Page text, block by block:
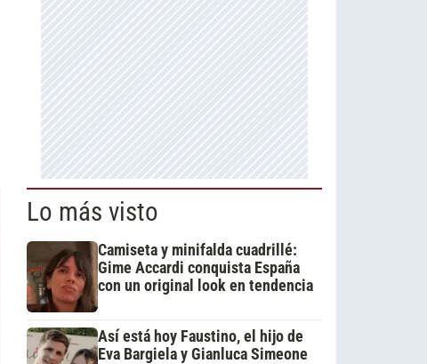
Lo más visto
Camiseta y minifalda cuadrillé:
Gime Accardi conquista España
con un original look en tendencia
Así está hoy Faustino, el hijo de
Eva Bargiela y Gianluca Simeone